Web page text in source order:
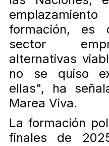
formación, es
sector
alternativas
no se quiso
ellas", ha
Marea Viva.
La formación
finales de